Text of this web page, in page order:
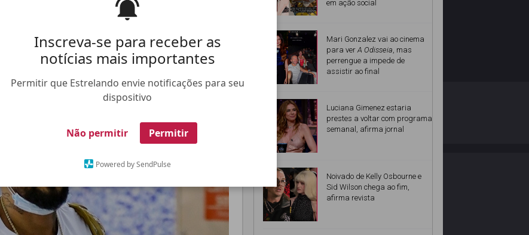
Inscreva-se para receber as
notícias mais importantes
Permitir que Estrelando envie notificações para seu
dispositivo
Não permitir Permitir
Powered by SendPulse
ao procedimento e já está passando
Whatsapp
em ação social
Mari Gonzalez vai ao cinema
para verA Odisseia, mas
perrengue a impede de
assistir ao final
Luciana Gimenez estaria
prestes a voltar com programa
semanal, afirma jornal
Noivado de Kelly Osbourne e
Sid Wilson chega ao fim,
afirma revista
ANUNCIE NO ESTRELANDO TRABALHE NO ESTRELANDO
Desenvolvido por